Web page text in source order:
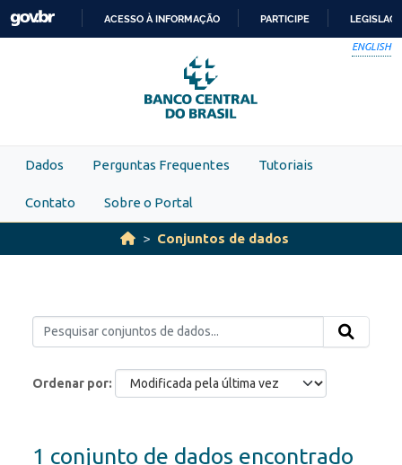
Skip to main content
PARA
O
CONTEÚDO
ACESSO À INFORMAÇÃO PARTICIPE
ENGLISH
Dados Perguntas Frequentes Tutoriais
Contato Sobre o Portal
Conjuntos de dados
Ordenar por
1 conjunto de dados encontrado